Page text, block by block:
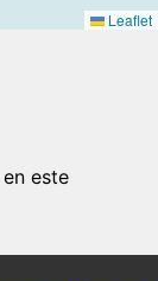
Leaflet
este